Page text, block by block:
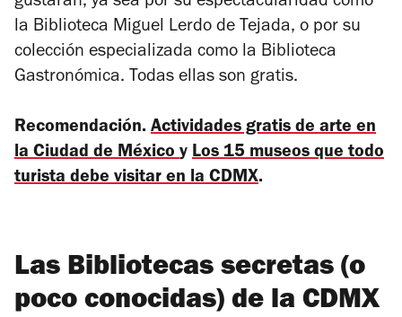
la Biblioteca Miguel Lerdo de Tejada, o por su
colección especializada como la Biblioteca
Gastronómica. Todas ellas son gratis.
Recomendación. Actividades gratis de arte en
la Ciudad de Méxicoy Los 15 museos que todo
turista debe visitar en la CDMX.
Las Bibliotecas secretas (o
poco conocidas) de la CDMX